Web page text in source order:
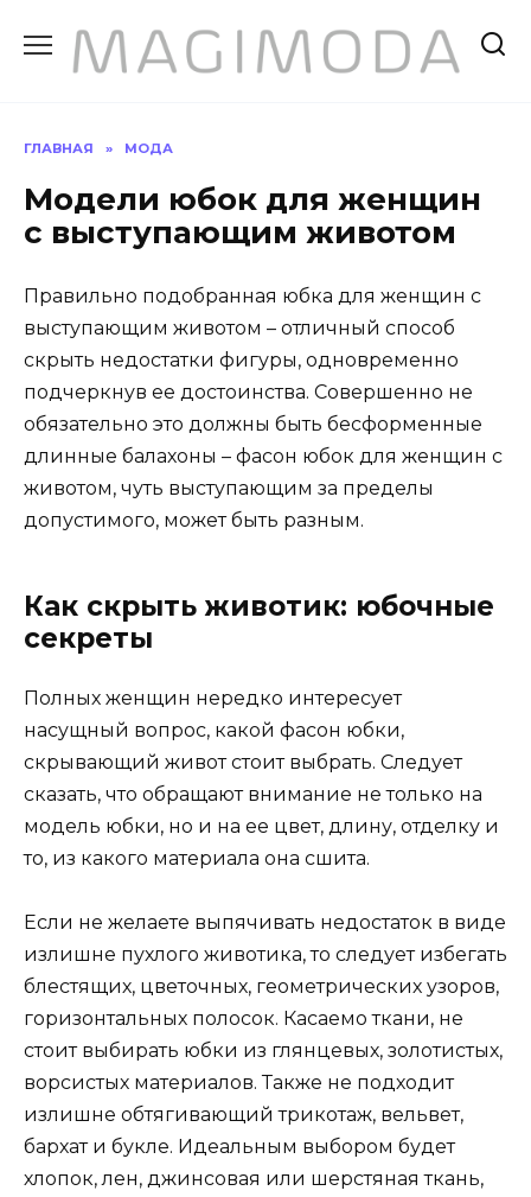
содержанию
ГЛАВНАЯ » МОДА
Модели юбок для женщин
с выступающим животом
Правильно подобранная юбка для женщин с
выступающим животом – отличный способ
скрыть недостатки фигуры, одновременно
подчеркнув ее достоинства. Совершенно не
обязательно это должны быть бесформенные
длинные балахоны – фасон юбок для женщин с
животом, чуть выступающим за пределы
допустимого, может быть разным.
Как скрыть животик: юбочные
секреты
Полных женщин нередко интересует
насущный вопрос, какой фасон юбки,
скрывающий живот стоит выбрать. Следует
сказать, что обращают внимание не только на
модель юбки, но и на ее цвет, длину, отделку и
то, из какого материала она сшита.
Если не желаете выпячивать недостаток в виде
излишне пухлого животика, то следует избегать
блестящих, цветочных, геометрических узоров,
горизонтальных полосок. Касаемо ткани, не
стоит выбирать юбки из глянцевых, золотистых,
ворсистых материалов. Также не подходит
излишне обтягивающий трикотаж, вельвет,
бархат и букле. Идеальным выбором будет
хлопок, лен, джинсовая или шерстяная ткань,